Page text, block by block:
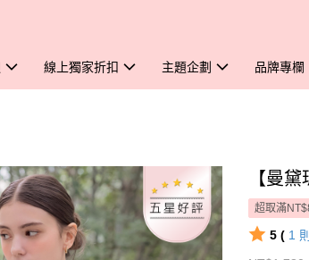
線上獨家折扣 主題企劃 品牌專欄
【曼
超取滿
5 ( 1